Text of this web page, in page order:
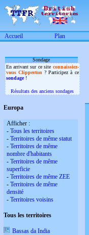
Accueil Plan
Sondage
En arrivant sur ce site connaissiez-
vous Clipperton ? Participez à ce
sondage!
Résultats des anciens sondages
Europa
Afficher :
-Tous les territoires
-Territoires de même statut
-Territoires de même
nombre d'habitants
-Territoires de même
superficie
-Territoires de même ZEE
-Territoires de même
densité
-Territoires voisins
Tous les territoires
Bassas da India